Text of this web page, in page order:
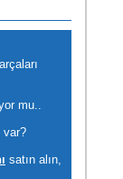
mu..
var?
satın alın,